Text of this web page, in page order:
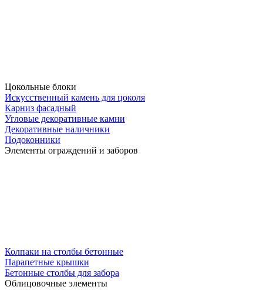
Цокольные блоки
Искусственный камень для цоколя
Карниз фасадный
Угловые декоративные камни
Декоративные наличники
Подоконники
Элементы ограждений и заборов
Колпаки на столбы бетонные
Парапетные крышки
Бетонные столбы для забора
Облицовочные элементы